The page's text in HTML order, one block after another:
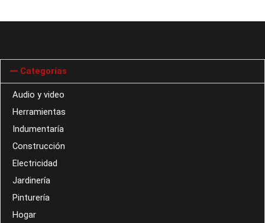
Categorías
Audio y video
Herramientas
Indumentaría
Construcción
Electricidad
Jardinería
Pinturería
Hogar